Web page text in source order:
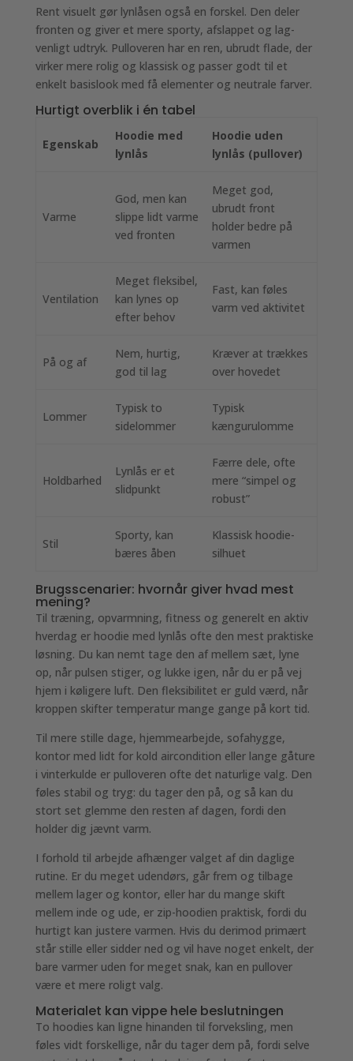
Rent visuelt gør lynlåsen også en forskel. Den deler
fronten og giver et mere sporty, afslappet og lag-
venligt udtryk. Pulloveren har en ren, ubrudt flade, der
virker mere rolig og klassisk og passer godt til et
enkelt basislook med få elementer og neutrale farver.
Hurtigt overblik i én tabel
Egenskab
Hoodie med
lynlås
Hoodie uden
lynlås (pullover)
Varme
God, men kan
slippe lidt varme
ved fronten
Meget god,
ubrudt front
holder bedre på
varmen
Ventilation
Meget fleksibel,
kan lynes op
efter behov
Fast, kan føles
varm ved aktivitet
På og af
Nem, hurtig,
god til lag
Kræver at trækkes
over hovedet
Lommer
Typisk to
sidelommer
Typisk
kængurulomme
Holdbarhed
Lynlås er et
slidpunkt
Færre dele, ofte
mere “simpel og
robust”
Stil
Sporty, kan
bæres åben
Klassisk hoodie-
silhuet
Brugsscenarier: hvornår giver hvad mest
mening?
Til træning, opvarmning, fitness og generelt en aktiv
hverdag er hoodie med lynlås ofte den mest praktiske
løsning. Du kan nemt tage den af mellem sæt, lyne
op, når pulsen stiger, og lukke igen, når du er på vej
hjem i køligere luft. Den fleksibilitet er guld værd, når
kroppen skifter temperatur mange gange på kort tid.
Til mere stille dage, hjemmearbejde, sofahygge,
kontor med lidt for kold aircondition eller lange gåture
i vinterkulde er pulloveren ofte det naturlige valg. Den
føles stabil og tryg: du tager den på, og så kan du
stort set glemme den resten af dagen, fordi den
holder dig jævnt varm.
I forhold til arbejde afhænger valget af din daglige
rutine. Er du meget udendørs, går frem og tilbage
mellem lager og kontor, eller har du mange skift
mellem inde og ude, er zip-hoodien praktisk, fordi du
hurtigt kan justere varmen. Hvis du derimod primært
står stille eller sidder ned og vil have noget enkelt, der
bare varmer uden for meget snak, kan en pullover
være et mere roligt valg.
Materialet kan vippe hele beslutningen
To hoodies kan ligne hinanden til forveksling, men
føles vidt forskellige, når du tager dem på, fordi selve